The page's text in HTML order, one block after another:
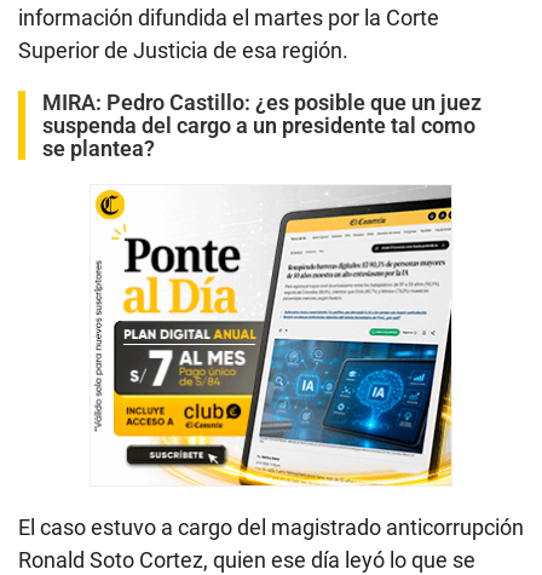
información difundida el martes por la Corte
Superior de Justicia de esa región.
MIRA: Pedro Castillo: ¿es posible que un juez
suspenda del cargo a un presidente tal como
se plantea?
El caso estuvo a cargo del magistrado anticorrupción
Ronald Soto Cortez, quien ese día leyó lo que se